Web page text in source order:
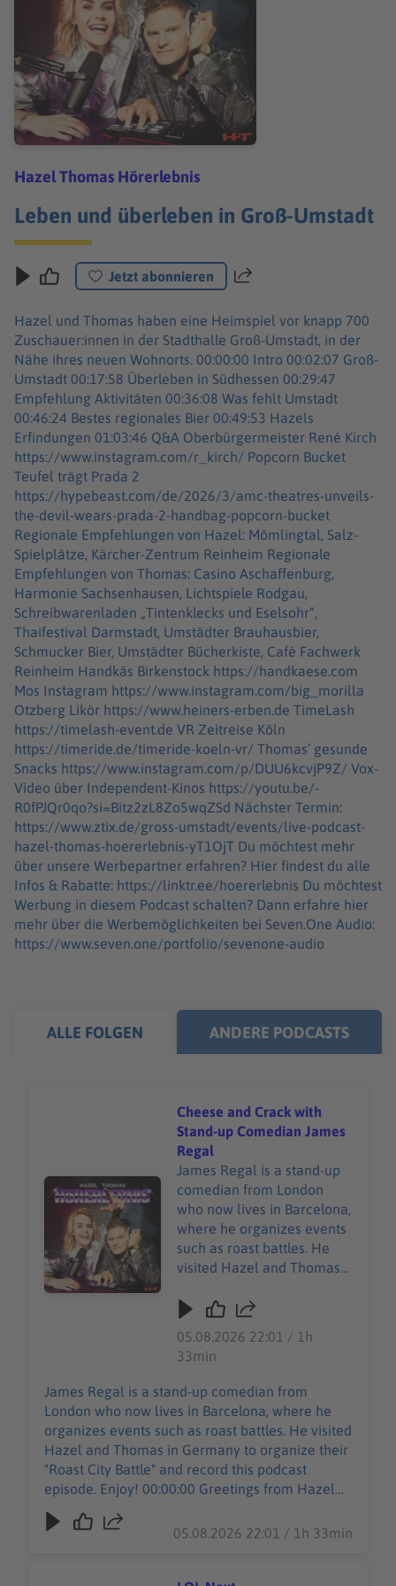
Hazel Thomas Hörerlebnis
Leben und überleben in Groß-Umstadt
Jetzt abonnieren Teilen
Hazel und Thomas haben eine Heimspiel vor knapp 700
Zuschauer:innen in der Stadthalle Groß-Umstadt, in der
Nähe ihres neuen Wohnorts. 00:00:00 Intro 00:02:07 Groß-
Umstadt 00:17:58 Überleben in Südhessen 00:29:47
Empfehlung Aktivitäten 00:36:08 Was fehlt Umstadt
00:46:24 Bestes regionales Bier 00:49:53 Hazels
Erfindungen 01:03:46 Q&A Oberbürgermeister René Kirch
https://www.instagram.com/r_kirch/ Popcorn Bucket
Teufel trägt Prada 2
https://hypebeast.com/de/2026/3/amc-theatres-unveils-
the-devil-wears-prada-2-handbag-popcorn-bucket
Regionale Empfehlungen von Hazel: Mömlingtal, Salz-
Spielplätze, Kärcher-Zentrum Reinheim Regionale
Empfehlungen von Thomas: Casino Aschaffenburg,
Harmonie Sachsenhausen, Lichtspiele Rodgau,
Schreibwarenladen „Tintenklecks und Eselsohr“,
Thaifestival Darmstadt, Umstädter Brauhausbier,
Schmucker Bier, Umstädter Bücherkiste, Café Fachwerk
Reinheim Handkäs Birkenstock https://handkaese.com
Mos Instagram https://www.instagram.com/big_morilla
Otzberg Likör https://www.heiners-erben.de TimeLash
https://timelash-event.de VR Zeitreise Köln
https://timeride.de/timeride-koeln-vr/ Thomas’ gesunde
Snacks https://www.instagram.com/p/DUU6kcvjP9Z/ Vox-
Video über Independent-Kinos https://youtu.be/-
R0fPJQr0qo?si=Bitz2zL8Zo5wqZSd Nächster Termin:
https://www.ztix.de/gross-umstadt/events/live-podcast-
hazel-thomas-hoererlebnis-yT1OjT Du möchtest mehr
über unsere Werbepartner erfahren? Hier findest du alle
Infos & Rabatte: https://linktr.ee/hoererlebnis Du möchtest
Werbung in diesem Podcast schalten? Dann erfahre hier
mehr über die Werbemöglichkeiten bei Seven.One Audio:
https://www.seven.one/portfolio/sevenone-audio
ALLE FOLGEN ANDERE PODCASTS
Audiotitel - Cheese and Crack with Stand-up Comedian
Cheese and Crack with
Stand-up Comedian James
Regal
James Regal is a stand-up
comedian from London
who now lives in Barcelona,
where he organizes events
such as roast battles. He
visited Hazel and Thomas
their "Roast City Battle" and
Enjoy! 00:00:00 Greetings
from Hazel 00:07:39 Intro
00:08:00 James loves
Rammstein 00:09:53
Thomas Tuchel 00:13:16
Jude Bellingham 00:19:54
James vs. Thomas 00:29:07
Jewish Porn 00:32:57
James’ Dating Show
vs. English Comedy
Roast Comedy 00:52:22
05.08.2026 22:01 / 1h
33min
James Regal is a stand-up comedian from
London who now lives in Barcelona, where he
organizes events such as roast battles. He visited
Hazel and Thomas in Germany to organize their
"Roast City Battle" and record this podcast
episode. Enjoy! 00:00:00 Greetings from Hazel
00:07:39 Intro 00:08:00 James loves Rammstein
00:09:53 Thomas Tuchel 00:13:16 Jude
05.08.2026 22:01 / 1h 33min